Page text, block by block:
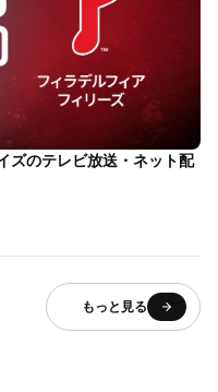
ズのテレビ放送・ネット配
もっと見る